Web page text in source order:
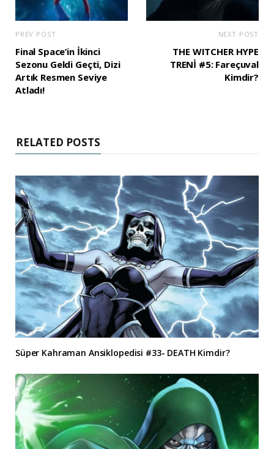
PREV POST
Final Space’in İkinci
Sezonu Geldi Geçti, Dizi
Artık Resmen Seviye
Atladı!
NEXT POST
THE WITCHER HYPE
TRENİ #5: Fareçuval
Kimdir?
RELATED POSTS
Süper Kahraman Ansiklopedisi #33- DEATH Kimdir?